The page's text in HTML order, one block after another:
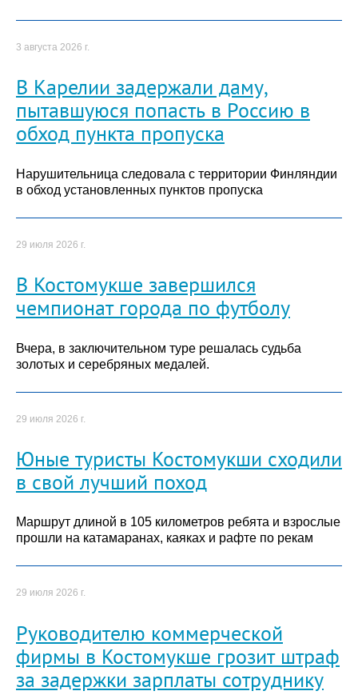
3 августа 2026 г.
В Карелии задержали даму,
пытавшуюся попасть в Россию в
обход пункта пропуска
Нарушительница следовала с территории Финляндии
в обход установленных пунктов пропуска
29 июля 2026 г.
В Костомукше завершился
чемпионат города по футболу
Вчера, в заключительном туре решалась судьба
золотых и серебряных медалей.
29 июля 2026 г.
Юные туристы Костомукши сходили
в свой лучший поход
Маршрут длиной в 105 километров ребята и взрослые
прошли на катамаранах, каяках и рафте по рекам
29 июля 2026 г.
Руководителю коммерческой
фирмы в Костомукше грозит штраф
за задержки зарплаты сотруднику